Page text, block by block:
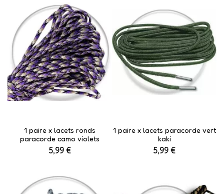
1 paire x lacets ronds
paracorde camo violets
5,99 €
1 paire x lacets paracorde vert
kaki
5,99 €